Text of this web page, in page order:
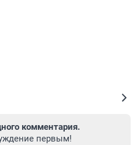
комментария.
первым!